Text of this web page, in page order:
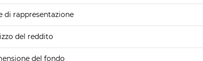
di rappresentazione
del reddito
del fondo